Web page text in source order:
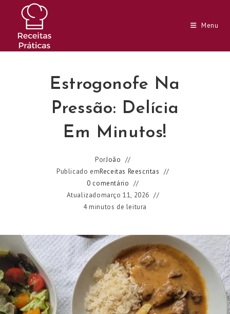
conteúdo
Menu
Estrogonofe Na
Pressão: Delícia
Em Minutos!
PorJoão
Publicado emReceitas Reescritas
0 comentário
Atualizadomarço 11, 2026
4 minutos de leitura